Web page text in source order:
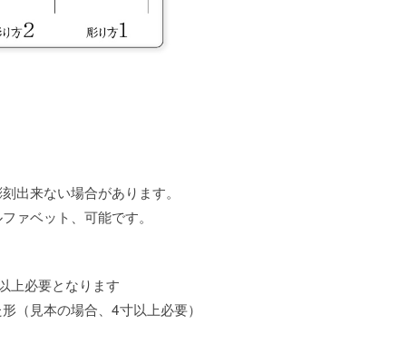
来ない場合があります。
ベット、可能です。
上必要となります
（見本の場合、4寸以上必要）